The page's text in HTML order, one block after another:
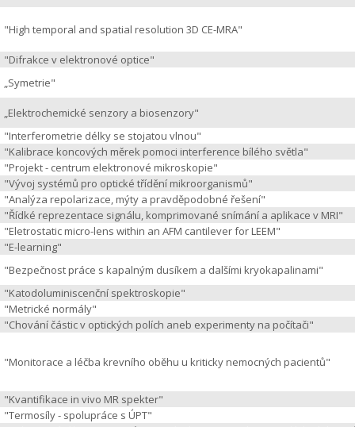
"High temporal and spatial resolution 3D CE-MRA"
"Difrakce v elektronové optice"
„Symetrie"
„Elektrochemické senzory a biosenzory"
"Interferometrie délky se stojatou vlnou"
"Kalibrace koncových měrek pomoci interference bílého světla"
"Projekt - centrum elektronové mikroskopie"
"Vývoj systémů pro optické třídění mikroorganismů"
"Analýza repolarizace, mýty a pravděpodobné řešení"
"Řídké reprezentace signálu, komprimované snímání a aplikace v MRI"
"Eletrostatic micro-lens within an AFM cantilever for LEEM"
"E-learning"
"Bezpečnost práce s kapalným dusíkem a dalšími kryokapalinami"
"Katodoluminiscenční spektroskopie"
"Metrické normály"
"Chování částic v optických polích aneb experimenty na počítači"
"Monitorace a léčba krevního oběhu u kriticky nemocných pacientů"
"Kvantifikace in vivo MR spekter"
"Termosíly - spolupráce s ÚPT"